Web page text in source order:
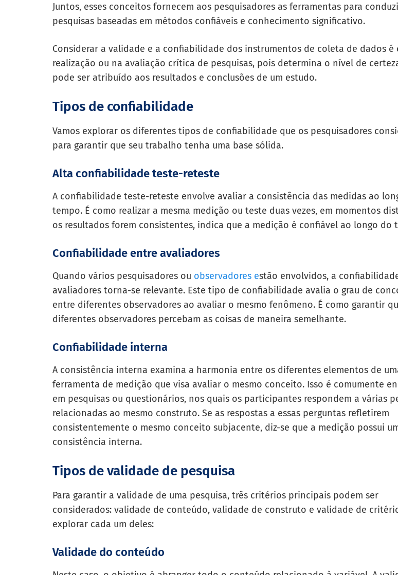
Juntos, esses conceitos fornecem aos pesquisadores as ferramentas para
pesquisas baseadas em métodos confiáveis e conhecimento significativo.
Considerar a validade e a confiabilidade dos instrumentos de coleta de dados é
realização ou na avaliação crítica de pesquisas, pois determina o nível de
pode ser atribuído aos resultados e conclusões de um estudo.
Tipos de confiabilidade
Vamos explorar os diferentes tipos de confiabilidade que os pesquisadores
para garantir que seu trabalho tenha uma base sólida.
Alta confiabilidade teste-reteste
A confiabilidade teste-reteste envolve avaliar a consistência das medidas ao
tempo. É como realizar a mesma medição ou teste duas vezes, em momentos
os resultados forem consistentes, indica que a medição é confiável ao longo do
Confiabilidade entre avaliadores
Quando vários pesquisadores ou observadores estão envolvidos, a
avaliadores torna-se relevante. Este tipo de confiabilidade avalia o grau de
entre diferentes observadores ao avaliar o mesmo fenômeno. É como garantir
diferentes observadores percebam as coisas de maneira semelhante.
Confiabilidade interna
A consistência interna examina a harmonia entre os diferentes elementos de
ferramenta de medição que visa avaliar o mesmo conceito. Isso é comumente
em pesquisas ou questionários, nos quais os participantes respondem a várias
relacionadas ao mesmo construto. Se as respostas a essas perguntas refletirem
consistentemente o mesmo conceito subjacente, diz-se que a medição possui
consistência interna.
Tipos de validade de pesquisa
Para garantir a validade de uma pesquisa, três critérios principais podem ser
considerados: validade de conteúdo, validade de construto e validade de
explorar cada um deles:
Validade do conteúdo